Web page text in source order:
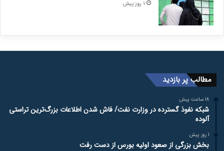
1 روز پیش
مطالب پر بازدید
18 ساعت پیش
شبکه نفوذ گسترده در وزارت نفت/ فاش شدن اطلاعات بزرگ‌ترین تراستی‌
آلوده
1 روز پیش
بخش بزرگی از صعود اولیه بورس از دست رفت